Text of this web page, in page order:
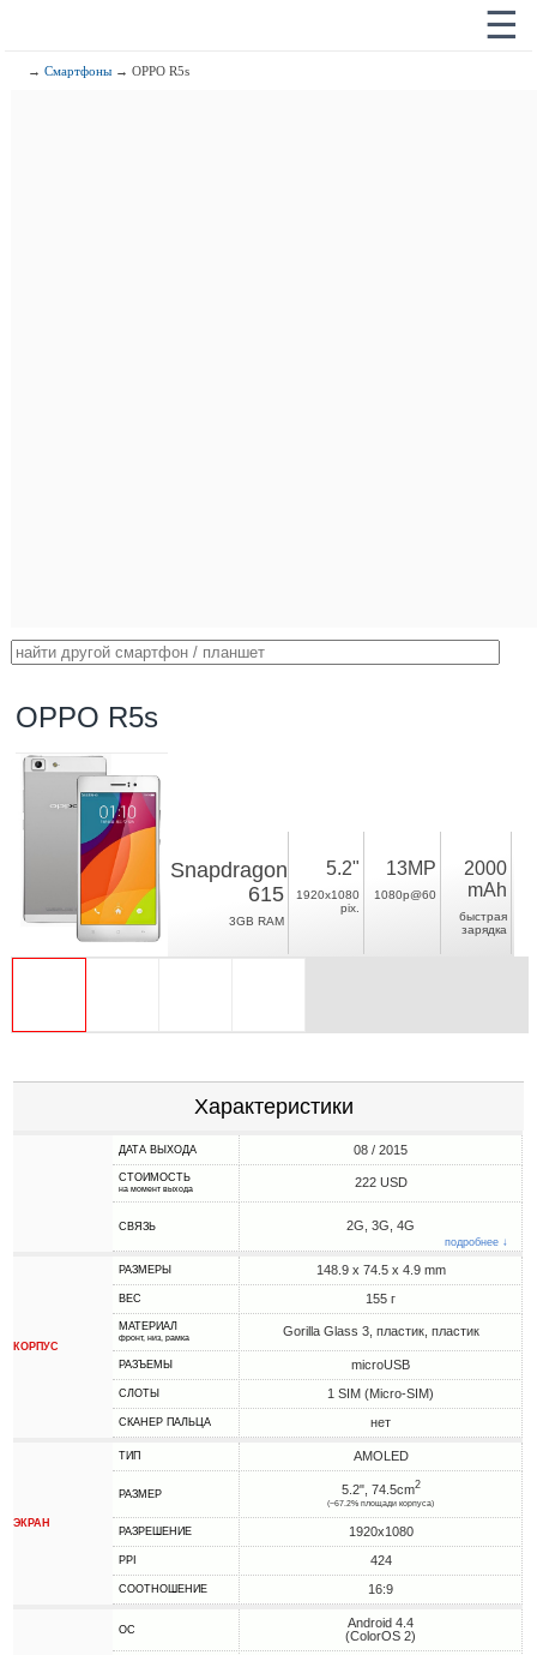
☰
→Смартфоны → OPPO R5s
OPPO R5s
Snapdragon
615
3GB RAM
5.2"
1920x1080
pix.
13MP
1080p@60
2000
mAh
быстрая
зарядка
Характеристики
ДАТА ВЫХОДА 08 / 2015
СТОИМОСТЬ
на момент выхода 222 USD
СВЯЗЬ 2G, 3G, 4G
подробнее ↓
КОРПУС
РАЗМЕРЫ 148.9 x 74.5 x 4.9 mm
ВЕС 155 г
МАТЕРИАЛ
фронт, низ, рамка Gorilla Glass 3, пластик, пластик
РАЗЪЕМЫ microUSB
СЛОТЫ 1 SIM (Micro-SIM)
СКАНЕР ПАЛЬЦА нет
ЭКРАН
ТИП AMOLED
РАЗМЕР 5.2", 74.5cm2
(~67.2% площади корпуса)
РАЗРЕШЕНИЕ 1920x1080
PPI 424
СООТНОШЕНИЕ 16:9
ОС
Android 4.4
(ColorOS 2)